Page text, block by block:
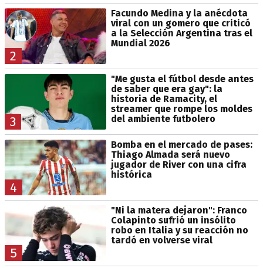
2
Facundo Medina y la anécdota
viral con un gomero que criticó
a la Selección Argentina tras el
Mundial 2026
3
"Me gusta el fútbol desde antes
de saber que era gay": la
historia de Ramacity, el
streamer que rompe los moldes
del ambiente futbolero
4
Bomba en el mercado de pases:
Thiago Almada será nuevo
jugador de River con una cifra
histórica
5
"Ni la matera dejaron": Franco
Colapinto sufrió un insólito
robo en Italia y su reacción no
tardó en volverse viral